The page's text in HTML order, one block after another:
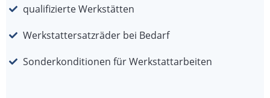
qualifizierte Werkstätten
Werkstattersatzräder bei Bedarf
Sonderkonditionen für Werkstattarbeiten